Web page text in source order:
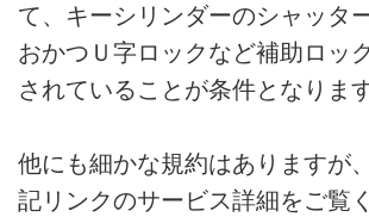
て、キーシリンダーのシャッタ
おかつＵ字ロックなど補助ロッ
されていることが条件となります
他にも細かな規約はありますが
記リンクのサービス詳細をご覧